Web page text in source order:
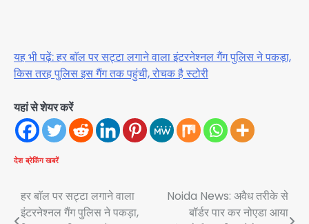
यह भी पढ़ें: हर बाॅल पर सट्टा लगाने वाला इंटरनेश्नल गैंग पुलिस ने पकड़ा,
किस तरह पुलिस इस गैंग तक पहुंची, रोचक है स्टोरी
यहां से शेयर करें
देश ब्रेकिंग खबरें
Post
हर बाॅल पर सट्टा लगाने वाला
इंटरनेश्नल गैंग पुलिस ने पकड़ा,
Noida News: अवैध तरीके से
बॉर्डर पार कर नोएडा आया